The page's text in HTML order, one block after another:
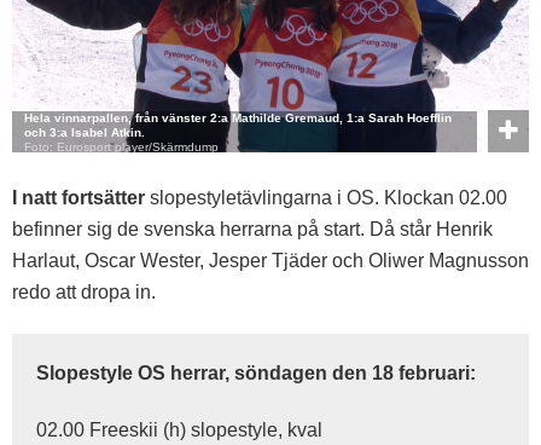
Hela vinnarpallen, från vänster 2:a Mathilde Gremaud, 1:a Sarah Hoefflin
och 3:a Isabel Atkin.
Foto: Eurosport player/Skärmdump
I natt fortsätter slopestyletävlingarna i OS. Klockan 02.00
befinner sig de svenska herrarna på start. Då står Henrik
Harlaut, Oscar Wester, Jesper Tjäder och Oliwer Magnusson
redo att dropa in.
Slopestyle OS herrar, söndagen den 18 februari:
02.00 Freeskii (h) slopestyle, kval